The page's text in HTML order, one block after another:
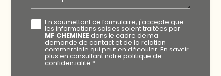
En soumettant ce formulaire, j'accepte que
les informations saisies soient traitées par
MF CHEMINEEdans le cadre de ma
demande de contact et de la relation
commerciale qui peut en découler. En savoir
plus en consultant notre politique de
confidentialité.*